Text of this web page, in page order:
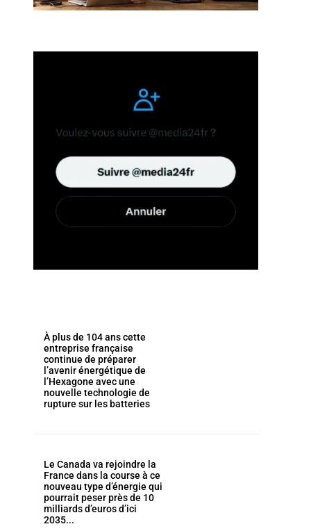
À plus de 104 ans cette
entreprise française
continue de préparer
l’avenir énergétique de
l’Hexagone avec une
nouvelle technologie de
rupture sur les batteries
Le Canada va rejoindre la
France dans la course à ce
nouveau type d’énergie qui
pourrait peser près de 10
milliards d’euros d’ici
2035...